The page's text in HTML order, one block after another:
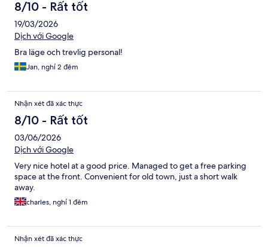
8/10 - Rất tốt
19/03/2026
Dịch với Google
Bra läge och trevlig personal!
Jan, nghỉ 2 đêm
Nhận xét đã xác thực
8/10 - Rất tốt
03/06/2026
Dịch với Google
Very nice hotel at a good price. Managed to get a free parking
space at the front. Convenient for old town, just a short walk
away.
charles, nghỉ 1 đêm
Nhận xét đã xác thực